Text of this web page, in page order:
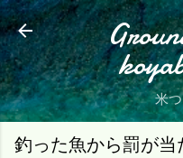
スキップして
米
釣った魚から罰が